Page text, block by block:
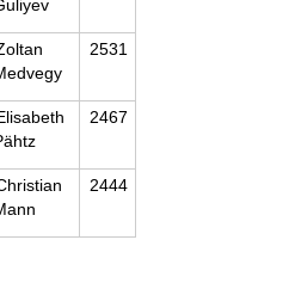
2531
2467
2444